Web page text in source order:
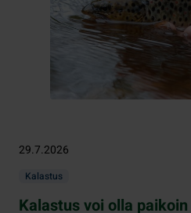
29.7.2026
Kalastus
Kalastus voi olla